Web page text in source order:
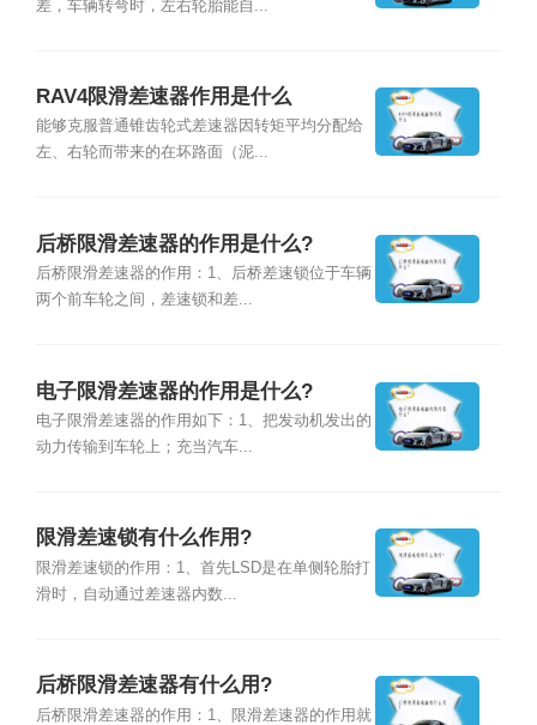
差，车辆转弯时，左右轮胎能自...
RAV4限滑差速器作用是什么
能够克服普通锥齿轮式差速器因转矩平均分配给
左、右轮而带来的在坏路面（泥...
后桥限滑差速器的作用是什么?
后桥限滑差速器的作用：1、后桥差速锁位于车辆
两个前车轮之间，差速锁和差...
电子限滑差速器的作用是什么?
电子限滑差速器的作用如下：1、把发动机发出的
动力传输到车轮上；充当汽车...
限滑差速锁有什么作用?
限滑差速锁的作用：1、首先LSD是在单侧轮胎打
滑时，自动通过差速器内数...
后桥限滑差速器有什么用?
后桥限滑差速器的作用：1、限滑差速器的作用就